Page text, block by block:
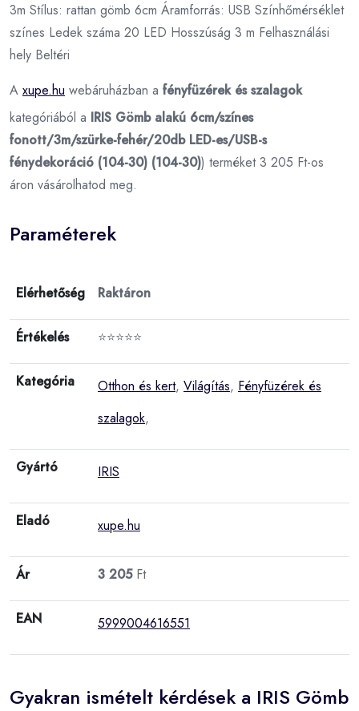
3m Stílus: rattan gömb 6cm Áramforrás: USB Színhőmérséklet
színes Ledek száma 20 LED Hosszúság 3 m Felhasználási
hely Beltéri
A xupe.hu webáruházban a fényfüzérek és szalagok
kategóriából a IRIS Gömb alakú 6cm/színes
fonott/3m/szürke-fehér/20db LED-es/USB-s
fénydekoráció (104-30) (104-30)) terméket 3 205 Ft-os
áron vásárolhatod meg.
Paraméterek
Elérhetőség Raktáron
Értékelés ⭐⭐⭐⭐⭐
Kategória Otthon és kert, Világítás, Fényfüzérek és
szalagok,
Gyártó IRIS
Eladó xupe.hu
Ár 3 205Ft
EAN 5999004616551
Gyakran ismételt kérdések a IRIS Gömb